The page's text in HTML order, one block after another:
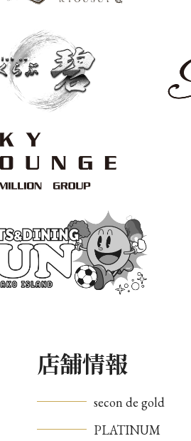
店舗情報
secon de gold
PLATINUM